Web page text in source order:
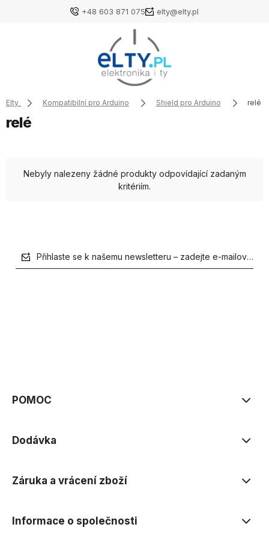
+48 603 871 075 elty@elty.pl
Elty Kompatibilní pro Arduino Shield pro Arduino relé
relé
Nebyly nalezeny žádné produkty odpovídající zadaným
kritériím.
Přihlaste se k našemu newsletteru – zadejte e-mailovou
POMOC
Dodávka
Záruka a vrácení zboží
Informace o společnosti